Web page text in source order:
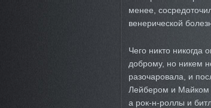
менее,
венерической
Чего никто никогда
доброму, но никем
разочаровала, и
Лейбером и Майком
а рок-н-роллы и